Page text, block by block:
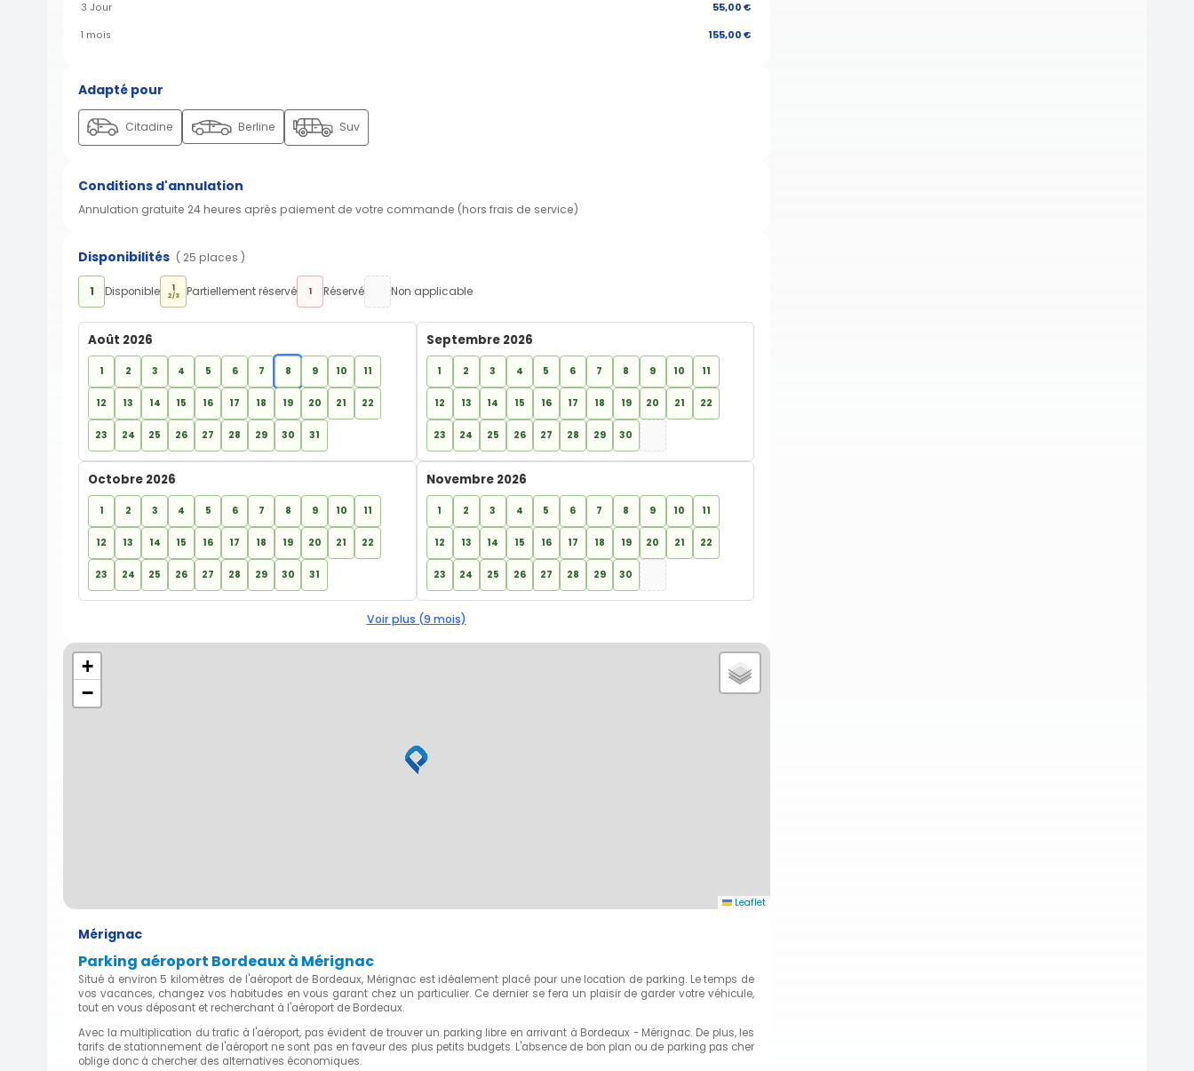
3 Jour 55,00 €
1 mois 155,00 €
Adapté pour
Citadine Berline Suv
Conditions d'annulation
Annulation gratuite 24 heures après paiement de votre commande (hors frais de service)
Disponibilités ( 25 places )
1 Disponible 1
2/3 Partiellement réservé 1 Réservé Non applicable
Août 2026
1 2 3 4 5 6 7 8 9 10 11
12 13 14 15 16 17 18 19 20 21 22
23 24 25 26 27 28 29 30 31
Septembre 2026
1 2 3 4 5 6 7 8 9 10 11
12 13 14 15 16 17 18 19 20 21 22
23 24 25 26 27 28 29 30
Octobre 2026
1 2 3 4 5 6 7 8 9 10 11
12 13 14 15 16 17 18 19 20 21 22
23 24 25 26 27 28 29 30 31
Novembre 2026
1 2 3 4 5 6 7 8 9 10 11
12 13 14 15 16 17 18 19 20 21 22
23 24 25 26 27 28 29 30
Voir plus (9 mois)
+
−
Leaflet
Mérignac
Parking aéroport Bordeaux à Mérignac
Situé à environ 5 kilomètres de l'aéroport de Bordeaux, Mérignac est idéalement placé pour une location de parking. Le temps de
vos vacances, changez vos habitudes en vous garant chez un particulier. Ce dernier se fera un plaisir de garder votre véhicule,
tout en vous déposant et recherchant à l'aéroport de Bordeaux.
Avec la multiplication du trafic à l'aéroport, pas évident de trouver un parking libre en arrivant à Bordeaux - Mérignac. De plus, les
tarifs de stationnement de l'aéroport ne sont pas en faveur des plus petits budgets. L'absence de bon plan ou de parking pas cher
oblige donc à chercher des alternatives économiques.